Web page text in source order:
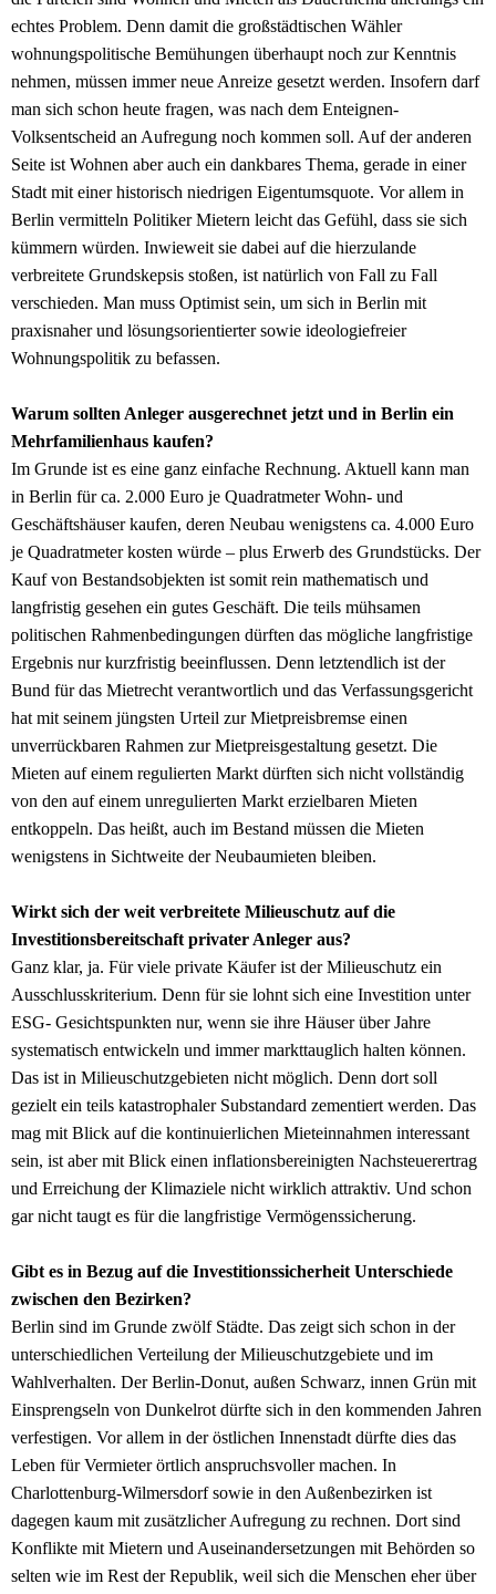
echtes Problem. Denn damit die großstädtischen Wähler
wohnungspolitische Bemühungen überhaupt noch zur Kenntnis
nehmen, müssen immer neue Anreize gesetzt werden. Insofern darf
man sich schon heute fragen, was nach dem Enteignen-
Volksentscheid an Aufregung noch kommen soll. Auf der anderen
Seite ist Wohnen aber auch ein dankbares Thema, gerade in einer
Stadt mit einer historisch niedrigen Eigentumsquote. Vor allem in
Berlin vermitteln Politiker Mietern leicht das Gefühl, dass sie sich
kümmern würden. Inwieweit sie dabei auf die hierzulande
verbreitete Grundskepsis stoßen, ist natürlich von Fall zu Fall
verschieden. Man muss Optimist sein, um sich in Berlin mit
praxisnaher und lösungsorientierter sowie ideologiefreier
Wohnungspolitik zu befassen.
Warum sollten Anleger ausgerechnet jetzt und in Berlin ein
Mehrfamilienhaus kaufen?
Im Grunde ist es eine ganz einfache Rechnung. Aktuell kann man
in Berlin für ca. 2.000 Euro je Quadratmeter Wohn- und
Geschäftshäuser kaufen, deren Neubau wenigstens ca. 4.000 Euro
je Quadratmeter kosten würde – plus Erwerb des Grundstücks. Der
Kauf von Bestandsobjekten ist somit rein mathematisch und
langfristig gesehen ein gutes Geschäft. Die teils mühsamen
politischen Rahmenbedingungen dürften das mögliche langfristige
Ergebnis nur kurzfristig beeinflussen. Denn letztendlich ist der
Bund für das Mietrecht verantwortlich und das Verfassungsgericht
hat mit seinem jüngsten Urteil zur Mietpreisbremse einen
unverrückbaren Rahmen zur Mietpreisgestaltung gesetzt. Die
Mieten auf einem regulierten Markt dürften sich nicht vollständig
von den auf einem unregulierten Markt erzielbaren Mieten
entkoppeln. Das heißt, auch im Bestand müssen die Mieten
wenigstens in Sichtweite der Neubaumieten bleiben.
Wirkt sich der weit verbreitete Milieuschutz auf die
Investitionsbereitschaft privater Anleger aus?
Ganz klar, ja. Für viele private Käufer ist der Milieuschutz ein
Ausschlusskriterium. Denn für sie lohnt sich eine Investition unter
ESG- Gesichtspunkten nur, wenn sie ihre Häuser über Jahre
systematisch entwickeln und immer markttauglich halten können.
Das ist in Milieuschutzgebieten nicht möglich. Denn dort soll
gezielt ein teils katastrophaler Substandard zementiert werden. Das
mag mit Blick auf die kontinuierlichen Mieteinnahmen interessant
sein, ist aber mit Blick einen inflationsbereinigten Nachsteuerertrag
und Erreichung der Klimaziele nicht wirklich attraktiv. Und schon
gar nicht taugt es für die langfristige Vermögenssicherung.
Gibt es in Bezug auf die Investitionssicherheit Unterschiede
zwischen den Bezirken?
Berlin sind im Grunde zwölf Städte. Das zeigt sich schon in der
unterschiedlichen Verteilung der Milieuschutzgebiete und im
Wahlverhalten. Der Berlin-Donut, außen Schwarz, innen Grün mit
Einsprengseln von Dunkelrot dürfte sich in den kommenden Jahren
verfestigen. Vor allem in der östlichen Innenstadt dürfte dies das
Leben für Vermieter örtlich anspruchsvoller machen. In
Charlottenburg-Wilmersdorf sowie in den Außenbezirken ist
dagegen kaum mit zusätzlicher Aufregung zu rechnen. Dort sind
Konflikte mit Mietern und Auseinandersetzungen mit Behörden so
selten wie im Rest der Republik, weil sich die Menschen eher über